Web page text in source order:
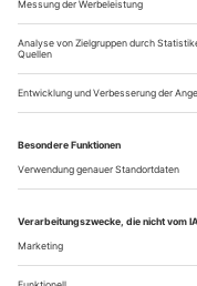
Sie war vielleicht
Wagner- und Richard-
man nie zittern, und
eine
Geburtstag feiert,
Ihre Karriere begann in